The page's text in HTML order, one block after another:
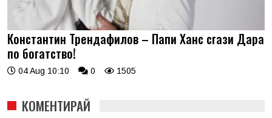
Константин Трендафилов – Папи Ханс сгази Дара
по богатство!
04 Aug 10:10 0 1505
КОМЕНТИРАЙ